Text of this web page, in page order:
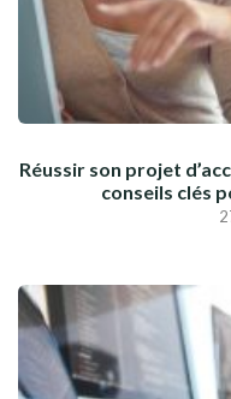
Réussir son projet
conseils clés